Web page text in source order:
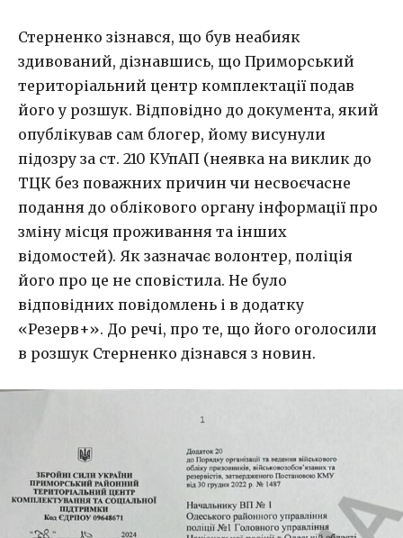
Стерненко зізнався, що був неабияк
здивований, дізнавшись, що Приморський
територіальний центр комплектації подав
його у розшук. Відповідно до документа, який
опублікував сам блогер, йому висунули
підозру за ст. 210 КУпАП (неявка на виклик до
ТЦК без поважних причин чи несвоєчасне
подання до облікового органу інформації про
зміну місця проживання та інших
відомостей). Як зазначає волонтер, поліція
його про це не сповістила. Не було
відповідних повідомлень і в додатку
«Резерв+». До речі, про те, що його оголосили
в розшук Стерненко дізнався з новин.